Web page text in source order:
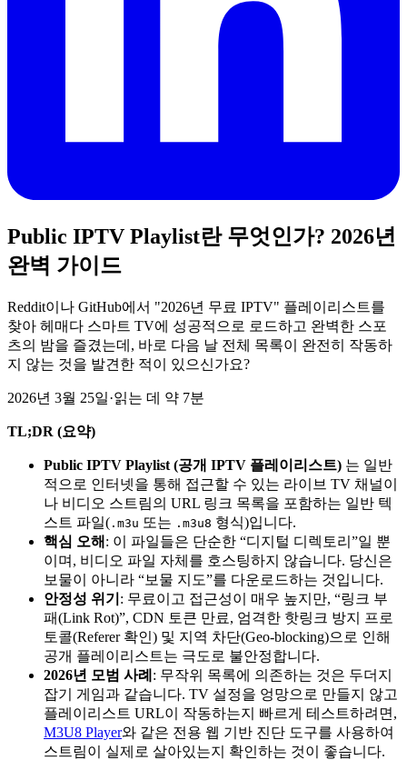
Public IPTV Playlist란 무엇인가? 2026년
완벽 가이드
Reddit이나 GitHub에서 "2026년 무료 IPTV" 플레이리스트를
찾아 헤매다 스마트 TV에 성공적으로 로드하고 완벽한 스포
츠의 밤을 즐겼는데, 바로 다음 날 전체 목록이 완전히 작동하
지 않는 것을 발견한 적이 있으신가요?
2026년 3월 25일·읽는 데 약 7분
TL;DR (요약)
Public IPTV Playlist (공개 IPTV 플레이리스트) 는 일반
적으로 인터넷을 통해 접근할 수 있는 라이브 TV 채널이
나 비디오 스트림의 URL 링크 목록을 포함하는 일반 텍
스트 파일( .m3u 또는 .m3u8 형식)입니다.
핵심 오해 : 이 파일들은 단순한 “디지털 디렉토리”일 뿐
이며, 비디오 파일 자체를 호스팅하지 않습니다. 당신은
보물이 아니라 “보물 지도”를 다운로드하는 것입니다.
안정성 위기 : 무료이고 접근성이 매우 높지만, “링크 부
패(Link Rot)”, CDN 토큰 만료, 엄격한 핫링크 방지 프로
토콜(Referer 확인) 및 지역 차단(Geo-blocking)으로 인해
공개 플레이리스트는 극도로 불안정합니다.
2026년 모범 사례 : 무작위 목록에 의존하는 것은 두더지
잡기 게임과 같습니다. TV 설정을 엉망으로 만들지 않고
플레이리스트 URL이 작동하는지 빠르게 테스트하려면,
M3U8 Player와 같은 전용 웹 기반 진단 도구를 사용하여
스트림이 실제로 살아있는지 확인하는 것이 좋습니다.